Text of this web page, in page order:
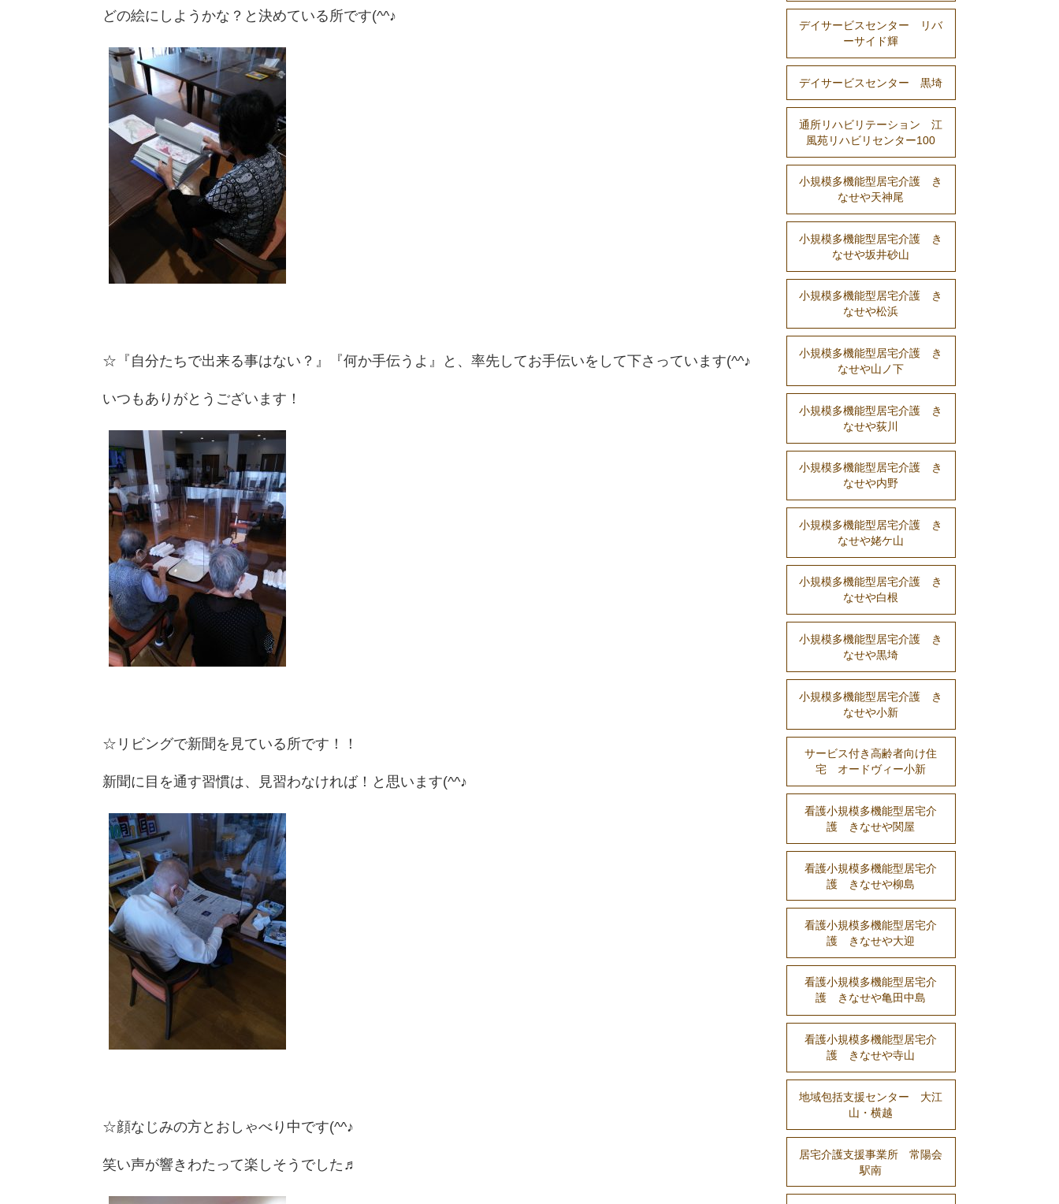
どの絵にしようかな？と決めている所です(^^♪
☆『自分たちで出来る事はない？』『何か手伝うよ』と、率先してお手伝いをして下さっています(^^♪
いつもありがとうございます！
☆リビングで新聞を見ている所です！！
新聞に目を通す習慣は、見習わなければ！と思います(^^♪
☆顔なじみの方とおしゃべり中です(^^♪
笑い声が響きわたって楽しそうでした♬
デイサービスセンター リバ
ーサイド輝
デイサービスセンター 黒埼
通所リハビリテーション 江
風苑リハビリセンター100
小規模多機能型居宅介護 き
なせや天神尾
小規模多機能型居宅介護 き
なせや坂井砂山
小規模多機能型居宅介護 き
なせや松浜
小規模多機能型居宅介護 き
なせや山ノ下
小規模多機能型居宅介護 き
なせや荻川
小規模多機能型居宅介護 き
なせや内野
小規模多機能型居宅介護 き
なせや姥ケ山
小規模多機能型居宅介護 き
なせや白根
小規模多機能型居宅介護 き
なせや黒埼
小規模多機能型居宅介護 き
なせや小新
サービス付き高齢者向け住
宅 オードヴィー小新
看護小規模多機能型居宅介
護 きなせや関屋
看護小規模多機能型居宅介
護 きなせや柳島
看護小規模多機能型居宅介
護 きなせや大迎
看護小規模多機能型居宅介
護 きなせや亀田中島
看護小規模多機能型居宅介
護 きなせや寺山
地域包括支援センター 大江
山・横越
居宅介護支援事業所 常陽会
駅南